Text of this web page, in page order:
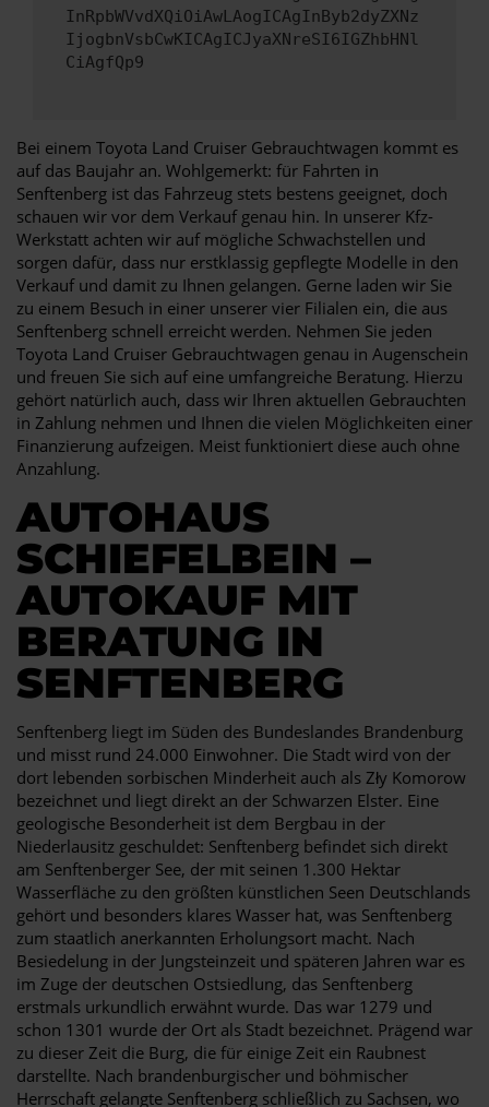
InRpbWVvdXQiOiAwLAogICAgInByb2dyZXNz
IjogbnVsbCwKICAgICJyaXNreSI6IGZhbHNl
CiAgfQp9
Bei einem Toyota Land Cruiser Gebrauchtwagen kommt es
auf das Baujahr an. Wohlgemerkt: für Fahrten in
Senftenberg ist das Fahrzeug stets bestens geeignet, doch
schauen wir vor dem Verkauf genau hin. In unserer Kfz-
Werkstatt achten wir auf mögliche Schwachstellen und
sorgen dafür, dass nur erstklassig gepflegte Modelle in den
Verkauf und damit zu Ihnen gelangen. Gerne laden wir Sie
zu einem Besuch in einer unserer vier Filialen ein, die aus
Senftenberg schnell erreicht werden. Nehmen Sie jeden
Toyota Land Cruiser Gebrauchtwagen genau in Augenschein
und freuen Sie sich auf eine umfangreiche Beratung. Hierzu
gehört natürlich auch, dass wir Ihren aktuellen Gebrauchten
in Zahlung nehmen und Ihnen die vielen Möglichkeiten einer
Finanzierung aufzeigen. Meist funktioniert diese auch ohne
Anzahlung.
AUTOHAUS
SCHIEFELBEIN –
AUTOKAUF MIT
BERATUNG IN
SENFTENBERG
Senftenberg liegt im Süden des Bundeslandes Brandenburg
und misst rund 24.000 Einwohner. Die Stadt wird von der
dort lebenden sorbischen Minderheit auch als Zły Komorow
bezeichnet und liegt direkt an der Schwarzen Elster. Eine
geologische Besonderheit ist dem Bergbau in der
Niederlausitz geschuldet: Senftenberg befindet sich direkt
am Senftenberger See, der mit seinen 1.300 Hektar
Wasserfläche zu den größten künstlichen Seen Deutschlands
gehört und besonders klares Wasser hat, was Senftenberg
zum staatlich anerkannten Erholungsort macht. Nach
Besiedelung in der Jungsteinzeit und späteren Jahren war es
im Zuge der deutschen Ostsiedlung, das Senftenberg
erstmals urkundlich erwähnt wurde. Das war 1279 und
schon 1301 wurde der Ort als Stadt bezeichnet. Prägend war
zu dieser Zeit die Burg, die für einige Zeit ein Raubnest
darstellte. Nach brandenburgischer und böhmischer
Herrschaft gelangte Senftenberg schließlich zu Sachsen, wo